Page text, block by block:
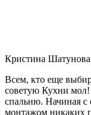
Кристина Шатунова
Всем, кто еще
советую Кухни
спальню. Начиная с
монтажом никаких